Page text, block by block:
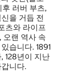
러버 부츠,
을 거듭 전
츠와 라이프
오랜 역사 속
습니다. 1891
128년이 지난
니다.